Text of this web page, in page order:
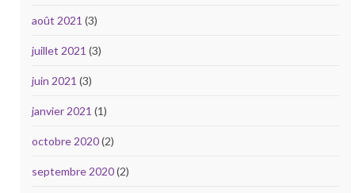
août 2021 (3)
juillet 2021 (3)
juin 2021 (3)
janvier 2021 (1)
octobre 2020(2)
septembre 2020(2)